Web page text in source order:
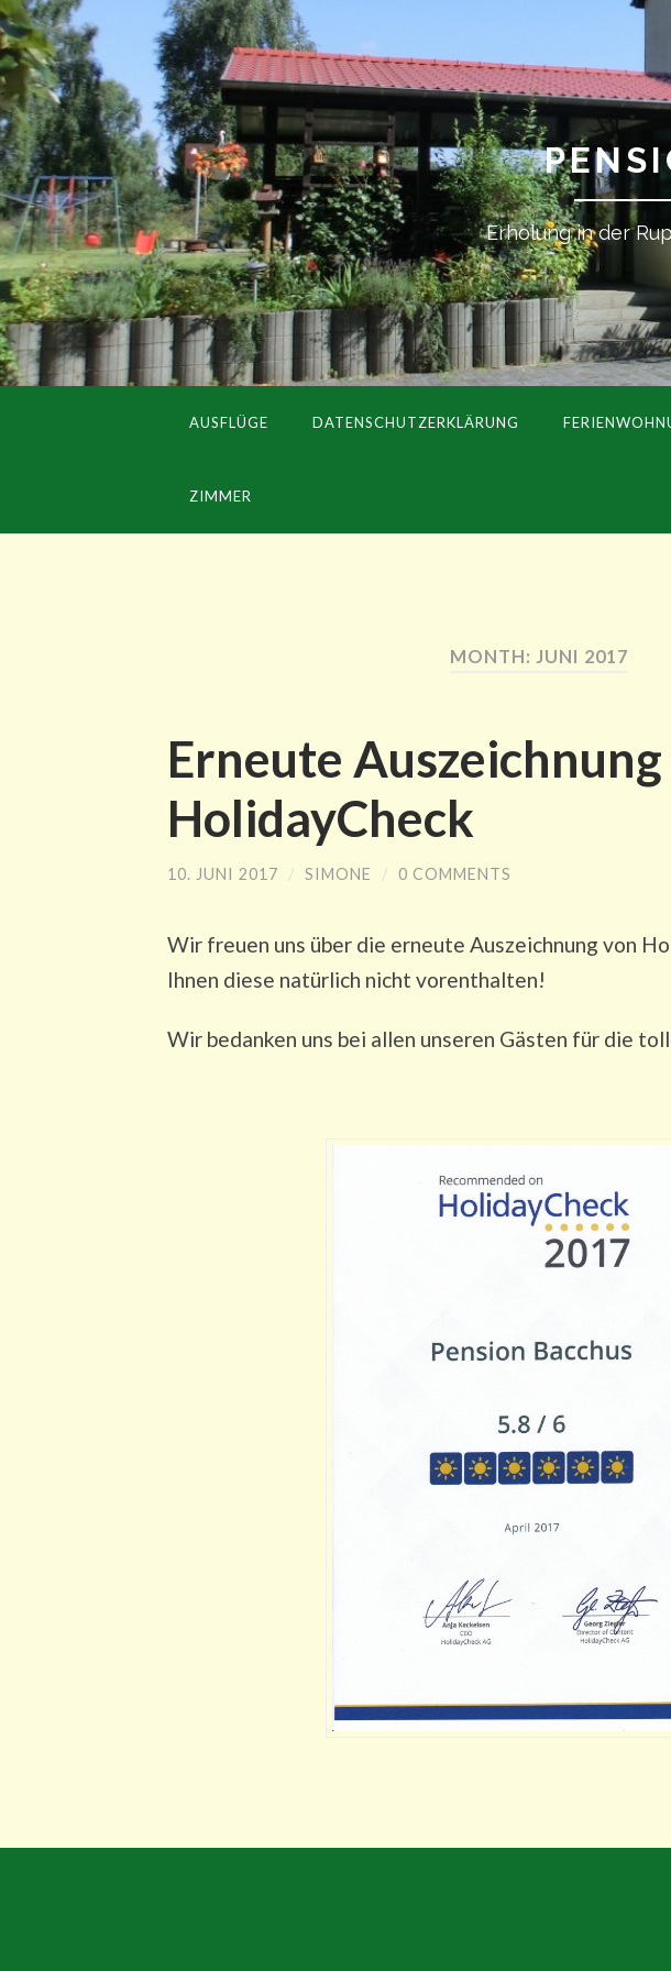
Erholung in der
AUSFLÜGE DATENSCHUTZERKLÄRUNG
ZIMMER
MONTH: JUNI 2017
Erneute
HolidayCheck
10. JUNI 2017 / SIMONE / 0 COMMENTS
Wir freuen uns über die erneute Auszeichnung von
Ihnen diese natürlich nicht vorenthalten!
Wir bedanken uns bei allen unseren Gästen für die